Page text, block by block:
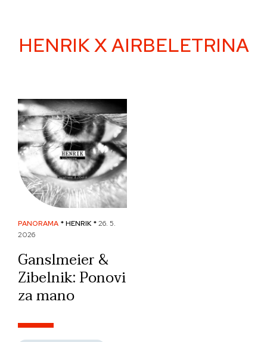
contentHENRIK X AIRBELETRINA
PANORAMA * HENRIK *26. 5.
2026
Ganslmeier &
Zibelnik: Ponovi
za mano